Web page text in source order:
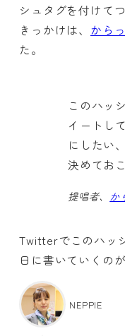
シュタグを付けて
きっかけは、 から
た。
このハッ
イートし
にしたい
決めてお
提唱者、 か
Twitterでこのハッ
日に書いていくの
NEPPIE